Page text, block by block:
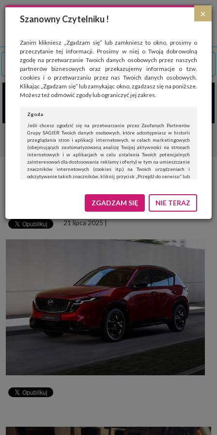
×
Szanowny Czytelniku !
Zanim klikniesz „Zgadzam się” lub zamkniesz to okno, prosimy o
przeczytanie tej informacji. Prosimy w niej o Twoją dobrowolną
zgodę na przetwarzanie Twoich danych osobowych przez naszych
partnerów biznesowych oraz przekazujemy informacje o tzw.
cookies i o przetwarzaniu przez nas Twoich danych osobowych.
Klikając „Zgadzam się” lub zamykając okno, zgadzasz się na poniższe.
Możesz też odmówić zgody lub ograniczyć jej zakres.
Zgoda
Jeśli chcesz zgodzić się na przetwarzanie przez Zaufanych Partnerów
Grupy SAGIER Twoich danych osobowych, które udostępniasz w historii
przeglądania stron i aplikacji internetowych, w celach marketingowych
(obejmujących zautomatyzowaną analizę Twojej aktywności na stronach
internetowych i w aplikacjach w celu ustalenia Twoich potencjalnych
zainteresowań dla dostosowania reklamy i oferty) w tym na umieszczanie
znaczników internetowych (cookies itp.) na Twoich urządzeniach i
odczytywanie takich znaczników, kliknij przycisk „Przejdź do serwisu” lub
Jeśli nie chcesz wyrazić zgody, kliknij „Nie teraz”.
Wyrażenie zgody jest dobrowolne. Możesz edytować zakres zgody, w tym
Powyższa zgoda dotyczy przetwarzania Twoich danych osobowych w celach
obszaru e-commerce i reklamodawcy oraz działające w ich imieniu domy
mediowe i podobne organizacje, z którymi Grupa SAGIER współpracuje.
marketingowych w oparciu o prawnie uzasadniony, wspólny interes
podmiotów Grupy SAGIER. Przetwarzanie takie nie wymaga dodatkowej
zgody z Twojej strony, ale możesz mu się w każdej chwili sprzeciwić. O ile
nie zdecydujesz inaczej, dokonując stosownych zmian ustawień w Twojej
przeglądarce, podmioty z Grupy SAGIER będą również instalować na
Twoich urządzeniach pliki cookies i podobne oraz odczytywać informacje z
takich plików. Bliższe informacje o cookies znajdziesz w akapicie
„Cookies” pod koniec tej informacji.
Administrator danych osobowych
Administratorami Twoich danych są podmioty z Grupy SAGIER czyli
podmioty z grupy kapitałowej SAGIER, w której skład wchodzą Sagier Sp. z
o.o. ul. Cegielniana 18c/3, 35-310 Rzeszów oraz Podmioty Zależne.
Ponadto, w świetle obowiązującego prawa, administratorami Twoich
danych w ramach poszczególnych Usług mogą być również Zaufani
PODMIIOTY ZALEŻNE:
https://modnieizdrowo.pl/
ZGADZAM SIĘ NIE TERAZ
Strona wykorzystuje pliki cookies, które służą głównie do celów statystycznych.
Wyrażając zgodę na używanie 'cookies', zezwalasz na zapisanie ich w pamięci
przeglądarki. Przejdź do
polityki cookies
20250710-cx-5-Resizer-
750Q75_edited
21 lipca 2025|